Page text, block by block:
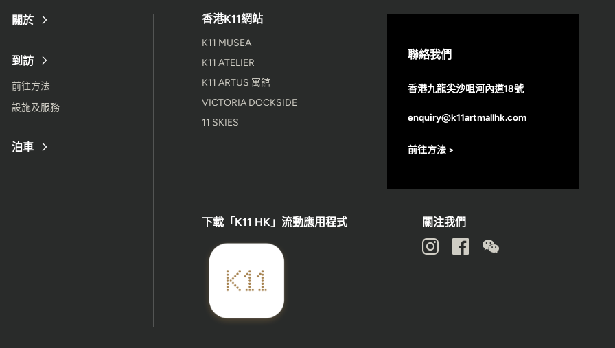
關於
到訪
前往方法
設施及服務
泊車
香港K11網站
K11 MUSEA
K11 ATELIER
K11 ARTUS 寓館
VICTORIA DOCKSIDE
11 SKIES
聯絡我們
香港九龍尖沙咀河內道18號
enquiry@k11artmallhk.com
前往方法 >
下載「K11 HK」流動應用程式 關注我們